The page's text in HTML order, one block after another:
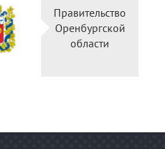
Правительство
Оренбургской
области